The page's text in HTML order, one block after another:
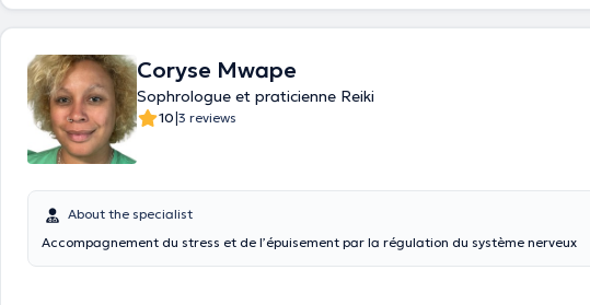
Coryse Mwape
Sophrologue et praticienne Reiki
10|3 reviews
About the specialist
Accompagnement du stress et de l’épuisement par la régulation du système nerveux